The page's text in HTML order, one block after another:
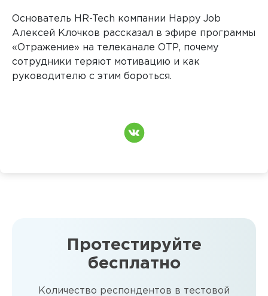
Основатель HR-Tech компании Happy Job
Алексей Клочков рассказал в эфире программы
«Отражение» на телеканале ОТР, почему
сотрудники теряют мотивацию и как
руководителю с этим бороться.
Протестируйте
бесплатно
Количество респондентов в тестовой